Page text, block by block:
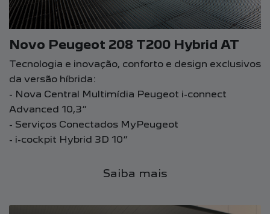
Novo Peugeot 208 T200 Hybrid AT
Tecnologia e inovação, conforto e design exclusivos
da versão híbrida:
- Nova Central Multimídia Peugeot i-connect
Advanced 10,3”
- Serviços Conectados MyPeugeot
- i-cockpit Hybrid 3D 10”
Saiba mais